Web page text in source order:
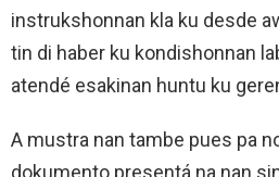
instrukshonnan kla ku desde
tin di haber ku kondishonnan
atendé esakinan huntu ku
A mustra nan tambe pues pa
dokumento presentá na nan